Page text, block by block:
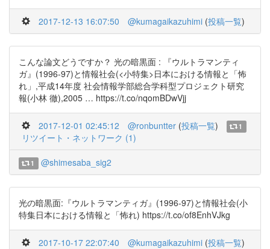
2017-12-13 16:07:50 @kumagaikazuhimi (投稿一覧)
こんな論文どうですか？ 光の暗黒面 : 『ウルトラマンティ
ガ』(1996-97)と情報社会(<小特集>日本における情報と「怖
れ」,平成14年度 社会情報学部総合学科型プロジェクト研究
報(小林 徹),2005 … https://t.co/nqomBDwVjj
2017-12-01 02:45:12 @ronbuntter (投稿一覧) 1
リツイート・ネットワーク (1)
1 @shimesaba_sig2
光の暗黒面:『ウルトラマンティガ』(1996-97)と情報社会(小
特集日本における情報と「怖れ) https://t.co/of8EnhVJkg
2017-10-17 22:07:40 @kumagaikazuhimi (投稿一覧)